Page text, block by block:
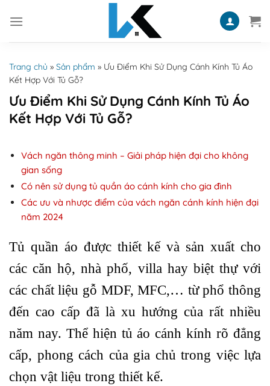
Trang chủ » Sản phẩm » Ưu Điểm Khi Sử Dụng Cánh Kính Tủ Áo
Kết Hợp Với Tủ Gỗ?
Ưu Điểm Khi Sử Dụng Cánh Kính Tủ Áo
Kết Hợp Với Tủ Gỗ?
Vách ngăn thông minh – Giải pháp hiện đại cho không
gian sống
Có nên sử dụng tủ quần áo cánh kính cho gia đình
Các ưu và nhược điểm của vách ngăn cánh kính hiện đại
năm 2024
Tủ quần áo được thiết kế và sản xuất cho
các căn hộ, nhà phố, villa hay biệt thự với
các chất liệu gỗ MDF, MFC,… từ phổ thông
đến cao cấp đã là xu hướng của rất nhiều
năm nay. Thể hiện tủ áo cánh kính rõ đẳng
cấp, phong cách của gia chủ trong việc lựa
chọn vật liệu trong thiết kế.